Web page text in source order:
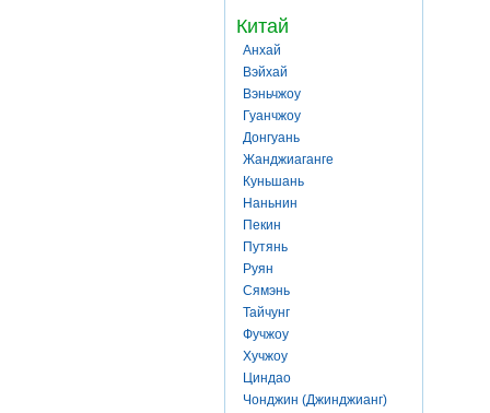
Китай
Анхай
Вэйхай
Вэньчжоу
Гуанчжоу
Донгуань
Жанджиаганге
Куньшань
Наньнин
Пекин
Путянь
Руян
Сямэнь
Тайчунг
Фучжоу
Хучжоу
Циндао
Чонджин (Джинджианг)